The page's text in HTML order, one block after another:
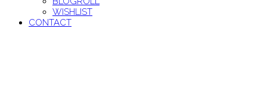
WISHLIST
CONTACT